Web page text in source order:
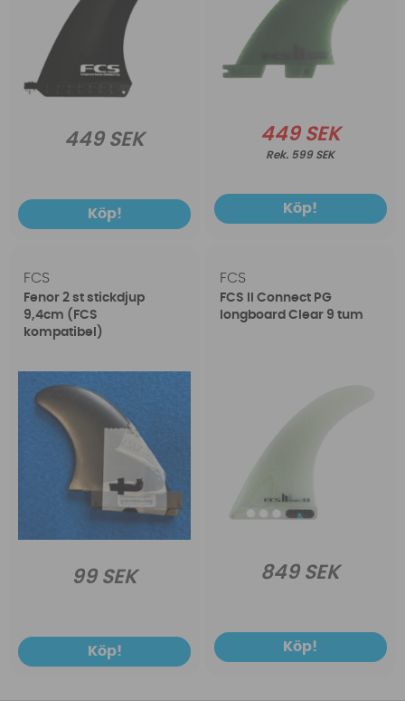
449 SEK
Köp!
449 SEK
599 SEK
Köp!
FCS
Fenor 2 st stickdjup
9,4cm (FCS
kompatibel)
99 SEK
Köp!
FCS
FCS II Connect PG
longboard Clear 9 tum
849 SEK
Köp!